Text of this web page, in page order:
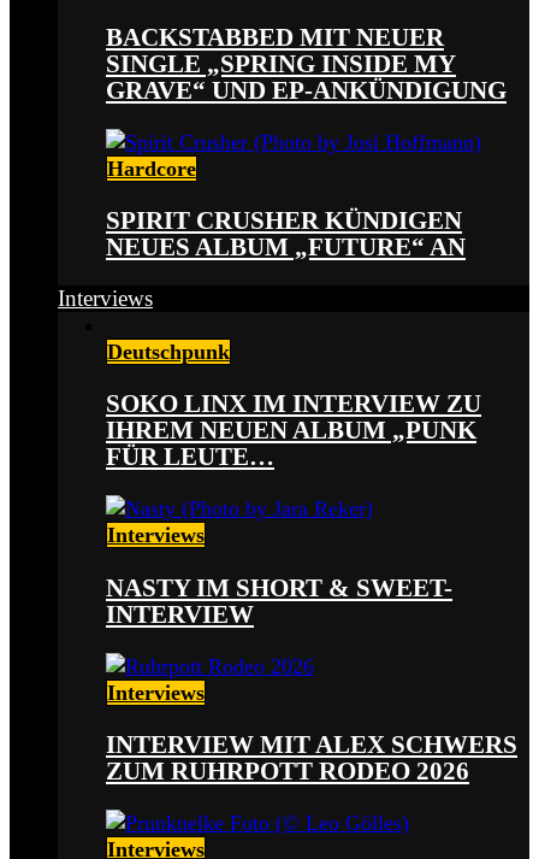
BACKSTABBED MIT NEUER
SINGLE „SPRING INSIDE MY
GRAVE“ UND EP-ANKÜNDIGUNG
Hardcore
SPIRIT CRUSHER KÜNDIGEN
NEUES ALBUM „FUTURE“ AN
Interviews
Deutschpunk
SOKO LINX IM INTERVIEW ZU
IHREM NEUEN ALBUM „PUNK
FÜR LEUTE…
Interviews
NASTY IM SHORT & SWEET-
INTERVIEW
Interviews
INTERVIEW MIT ALEX SCHWERS
ZUM RUHRPOTT RODEO 2026
Interviews